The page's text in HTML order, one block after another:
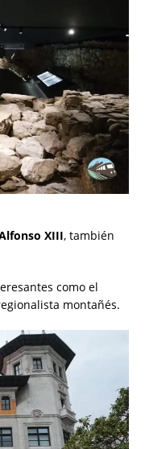
XIII, también
como el
montañés.